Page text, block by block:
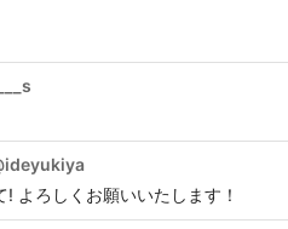
ideyukiya
! よろしくお願いいたします！